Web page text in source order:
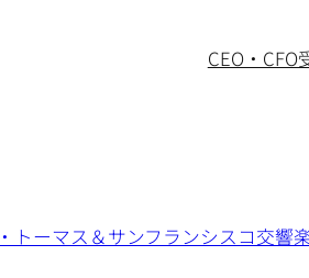
CEO・CFO
トーマス＆サンフランシスコ交響